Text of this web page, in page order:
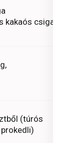
csiga)
(túrós